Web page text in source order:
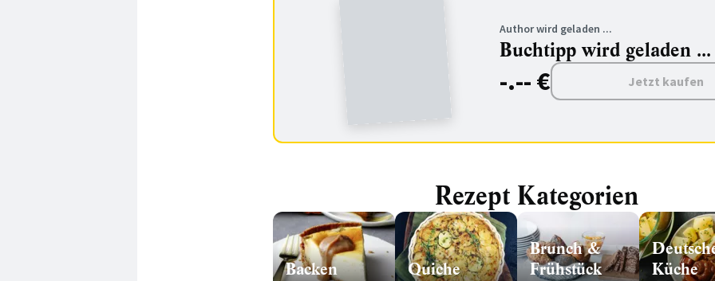
Author wird geladen ...
Buchtipp wird geladen ...
-.-- € Jetzt kaufen
Rezept Kategorien
Backen Quiche
Brunch &
Frühstück
Küche